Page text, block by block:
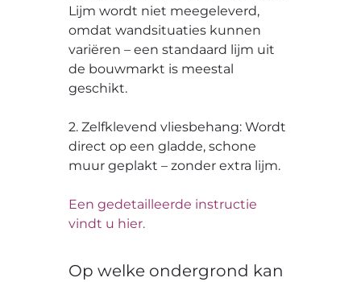
Lijm wordt niet meegeleverd,
omdat wandsituaties kunnen
variëren – een standaard lijm uit
de bouwmarkt is meestal
geschikt.
2. Zelfklevend vliesbehang: Wordt
direct op een gladde, schone
muur geplakt – zonder extra lijm.
Een gedetailleerde instructie
vindt u hier.
Op welke ondergrond kan